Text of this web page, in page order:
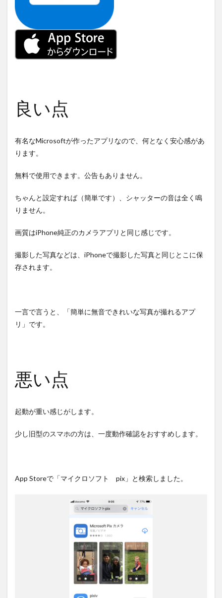
良い点
有名なMicrosoftが作ったアプリなので、何となく安心感があ
ります。
無料で使用できます。公告もありません。
ちゃんと設定すれば（簡単です）、シャッターの音は全く鳴
りません。
画質はiPhone純正のカメラアプリと同じ感じです。
撮影した写真などは、iPhoneで撮影した写真と同じとこに保
存されます。
一言で言うと、「簡単に無音できれいな写真が撮れるアプ
リ」です。
悪い点
起動が重い感じがします。
少し旧型のスマホの方は、一度動作確認をおすすめします。
App Storeで「マイクロソフト pix」と検索しました。